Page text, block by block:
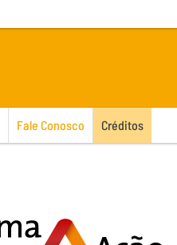
Fale Conosco Créditos